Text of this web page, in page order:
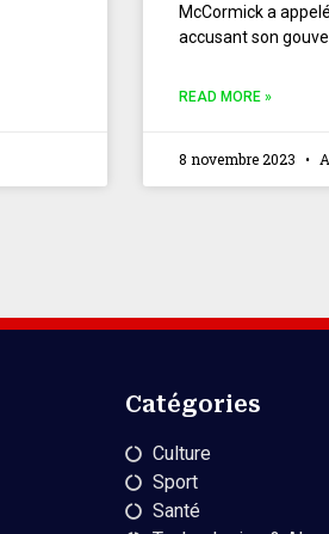
McCormick a
accusant son
READ MORE »
8 novembre 2023
Catégories
Culture
Sport
Santé